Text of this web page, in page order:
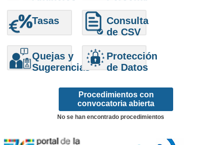
Tasas
Consulta
de CSV
Quejas y
Sugerencias
Protección
de Datos
Procedimientos con
convocatoria abierta
No se han encontrado procedimientos